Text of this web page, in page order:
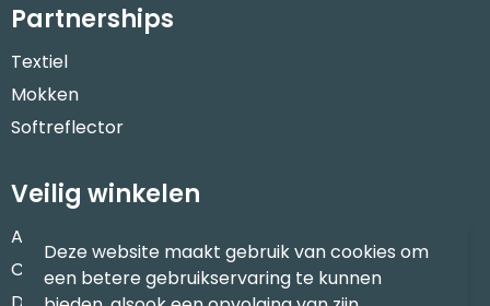
Partnerships
Textiel
Mokken
Softreflector
Veilig winkelen
Algemene voorwaarden
Cookieverklaring
Deze website maakt gebruik van cookies om
een betere gebruikservaring te kunnen